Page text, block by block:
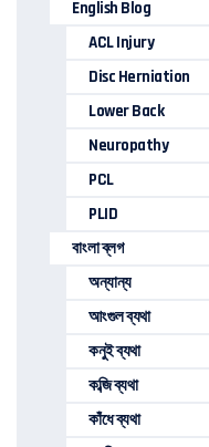
English Blog
ACL Injury
Disc Herniation
Lower Back
Neuropathy
PCL
PLID
বাংলা ব্লগ
অন্যান্য
আংগুল ব্যথা
কনুই ব্যথা
কব্জি ব্যথা
কাঁধে ব্যথা